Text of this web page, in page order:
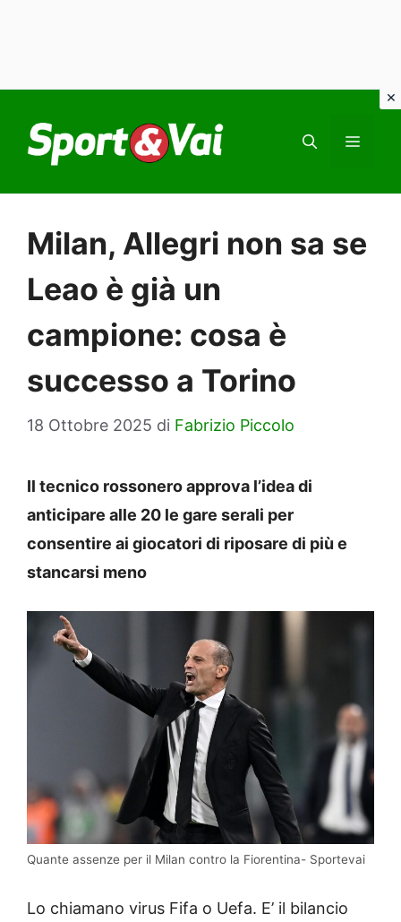
contenuto
Milan, Allegri non sa se
Leao è già un
campione: cosa è
successo a Torino
18 Ottobre 2025 di Fabrizio Piccolo
Il tecnico rossonero approva l’idea di
anticipare alle 20 le gare serali per
consentire ai giocatori di riposare di più e
stancarsi meno
Quante assenze per il Milan contro la Fiorentina- Sportevai
Lo chiamano virus Fifa o Uefa. E’ il bilancio